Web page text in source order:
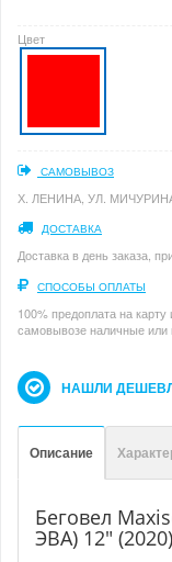
Цвет
САМОВЫВОЗ
Х. ЛЕНИНА, УЛ. МИЧУРИНА
ДОСТАВКА
Доставка в день заказа,
СПОСОБЫ ОПЛАТЫ
100% предоплата на
самовывозе наличные или
НАШЛИ
Описание
Беговел
ЭВА) 12" (2020)